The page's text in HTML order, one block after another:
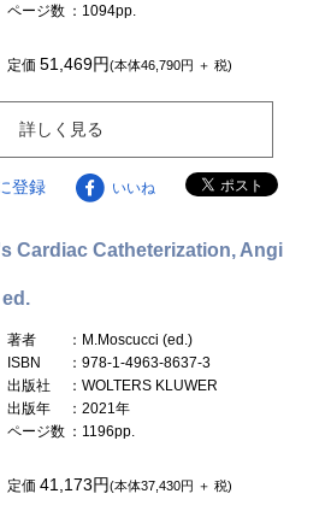
ページ数 ：1094pp.
定価51,469円(本体46,790円 ＋ 税)
詳しく見る
登録 いいね
Cardiac Catheterization, Angi
著者
：M.Moscucci (ed.)
ISBN
：978-1-4963-8637-3
出版社
：WOLTERS KLUWER
出版年
：2021年
ページ数 ：1196pp.
定価41,173円(本体37,430円 ＋ 税)